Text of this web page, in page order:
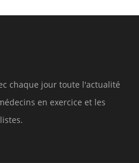
chaque jour toute l'actualité
en exercice et les